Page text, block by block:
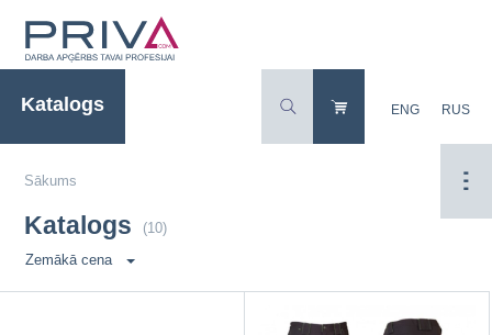
Katalogs ENG RUS
Sākums
Katalogs
(10)
Zemākā cena